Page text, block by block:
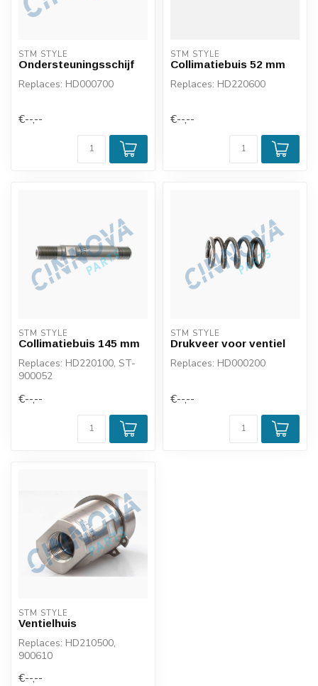
STM STYLE
Ondersteuningsschijf
Replaces: HD000700
€--,--
STM STYLE
Collimatiebuis 52 mm
Replaces: HD220600
€--,--
STM STYLE
Collimatiebuis 145 mm
Replaces: HD220100, ST-
900052
€--,--
STM STYLE
Drukveer voor ventiel
Replaces: HD000200
€--,--
STM STYLE
Ventielhuis
Replaces: HD210500,
900610
€--,--